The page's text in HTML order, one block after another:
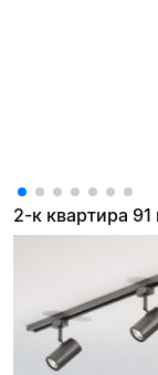
2-к квартира 91